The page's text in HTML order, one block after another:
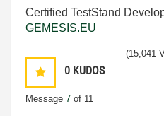
Certified TestStand
GEMESIS.EU
0 KUDOS
Message 7 of 11
(15,041